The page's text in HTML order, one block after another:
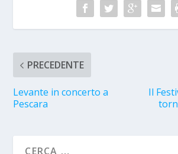
PRECEDENTE
Levante in concerto a
Pescara
Il